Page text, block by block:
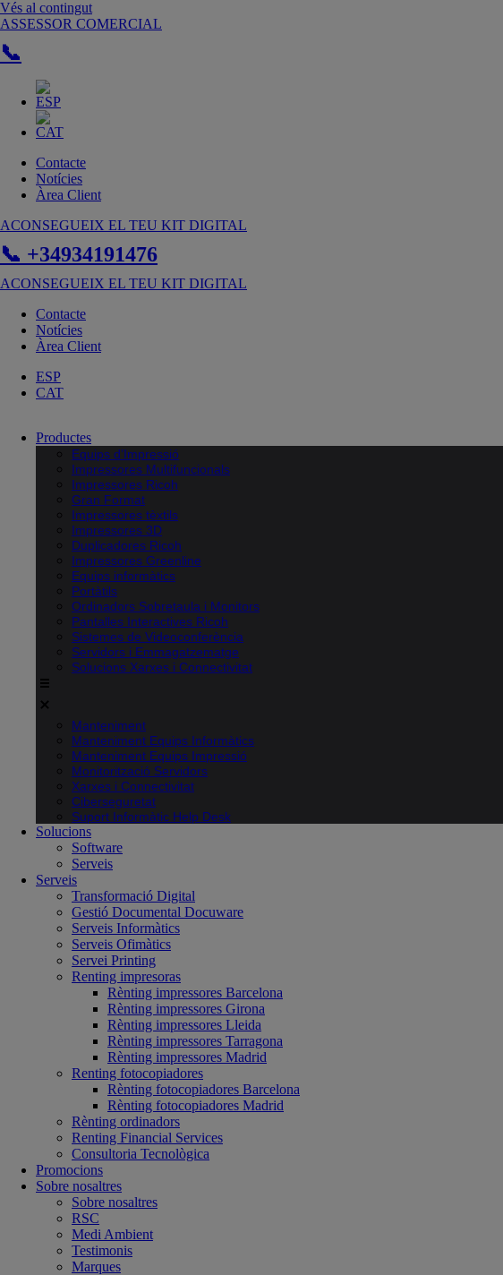
Vés al contingut
ASSESSOR COMERCIAL
📞
Contacte
Notícies
Àrea Client
ACONSEGUEIX EL TEU KIT DIGITAL
📞 +34934191476
ACONSEGUEIX EL TEU KIT DIGITAL
Contacte
Notícies
Àrea Client
ESP
CAT
Productes
Equips d’Impressió
Impressores Multifuncionals
Impressores Ricoh
Gran Format
Impressores tèxtils
Impressores 3D
Duplicadores Ricoh
Impressores Greenline
Equips informàtics
Portàtils
Ordinadors Sobretaula i Monitors
Pantalles Interactives Ricoh
Sistemes de Videoconferència
Servidors i Emmagatzematge
Solucions Xarxes i Connectivitat
Manteniment
Manteniment Equips Informàtics
Manteniment Equips Impressió
Monitorització Servidors
Xarxes i Connectivitat
Ciberseguretat
Suport Informàtic Help Desk
Solucions
Software
Serveis
Serveis
Transformació Digital
Gestió Documental Docuware
Serveis Informàtics
Serveis Ofimàtics
Servei Printing
Renting impresoras
Rènting impressores Barcelona
Rènting impressores Girona
Rènting impressores Lleida
Rènting impressores Tarragona
Rènting impressores Madrid
Renting fotocopiadores
Rènting fotocopiadores Barcelona
Rènting fotocopiadores Madrid
Rènting ordinadors
Renting Financial Services
Consultoria Tecnològica
Promocions
Sobre nosaltres
Sobre nosaltres
RSC
Medi Ambient
Testimonis
Marques